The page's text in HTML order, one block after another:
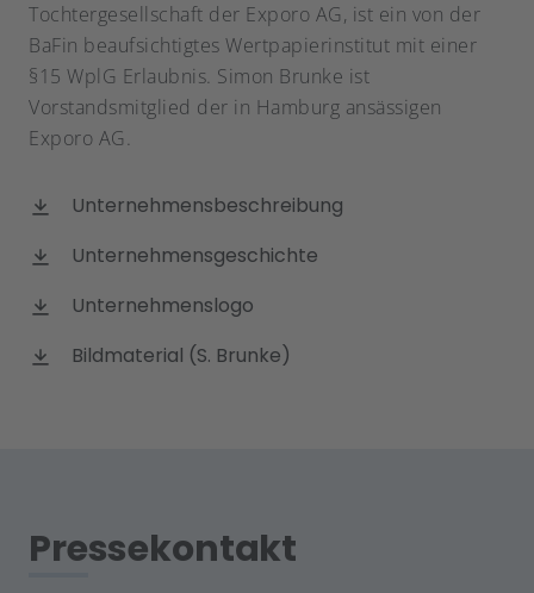
Tochtergesellschaft der Exporo AG, ist ein von der
BaFin beaufsichtigtes Wertpapierinstitut mit einer
§15 WplG Erlaubnis. Simon Brunke ist
Vorstandsmitglied der in Hamburg ansässigen
Exporo AG.
Unternehmensbeschreibung
Unternehmensgeschichte
Unternehmenslogo
Bildmaterial (S. Brunke)
Pressekontakt